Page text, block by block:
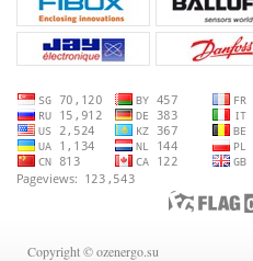
Copyright © ozenergo.su